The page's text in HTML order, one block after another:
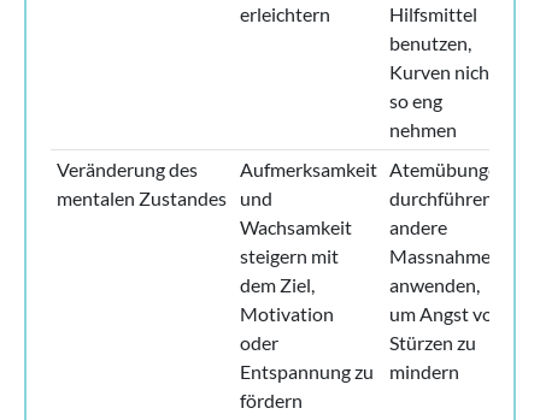
erleichtern
Hilfsmittel
benutzen,
Kurven nicht
so eng
nehmen
Veränderung des
mentalen Zustandes
Aufmerksamkeit
und
Wachsamkeit
steigern mit
dem Ziel,
Motivation
oder
Entspannung zu
fördern
Atemübungen
durchführen,
andere
Massnahmen
anwenden,
um Angst vor
Stürzen zu
mindern